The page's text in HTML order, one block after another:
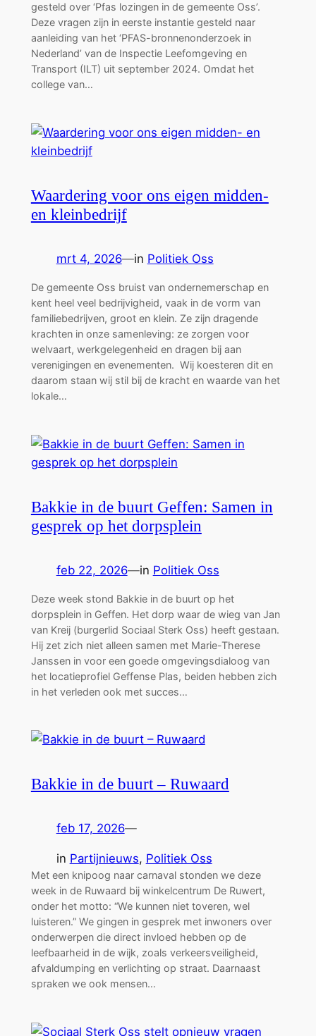
gesteld over ‘Pfas lozingen in de gemeente Oss’.
Deze vragen zijn in eerste instantie gesteld naar
aanleiding van het ‘PFAS-bronnenonderzoek in
Nederland’ van de Inspectie Leefomgeving en
Transport (ILT) uit september 2024. Omdat het
college van…
Waardering voor ons eigen midden-
en kleinbedrijf
mrt 4, 2026—in Politiek Oss
De gemeente Oss bruist van ondernemerschap en
kent heel veel bedrijvigheid, vaak in de vorm van
familiebedrijven, groot en klein. Ze zijn dragende
krachten in onze samenleving: ze zorgen voor
welvaart, werkgelegenheid en dragen bij aan
verenigingen en evenementen. Wij koesteren dit en
daarom staan wij stil bij de kracht en waarde van het
lokale…
Bakkie in de buurt Geffen: Samen in
gesprek op het dorpsplein
feb 22, 2026—in Politiek Oss
Deze week stond Bakkie in de buurt op het
dorpsplein in Geffen. Het dorp waar de wieg van Jan
van Kreij (burgerlid Sociaal Sterk Oss) heeft gestaan.
Hij zet zich niet alleen samen met Marie-Therese
Janssen in voor een goede omgevingsdialoog van
het locatieprofiel Geffense Plas, beiden hebben zich
in het verleden ook met succes…
Bakkie in de buurt – Ruwaard
feb 17, 2026—
in Partijnieuws, Politiek Oss
Met een knipoog naar carnaval stonden we deze
week in de Ruwaard bij winkelcentrum De Ruwert,
onder het motto: “We kunnen niet toveren, wel
luisteren.” We gingen in gesprek met inwoners over
onderwerpen die direct invloed hebben op de
leefbaarheid in de wijk, zoals verkeersveiligheid,
afvaldumping en verlichting op straat. Daarnaast
spraken we ook mensen…